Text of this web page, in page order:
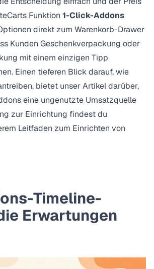
Funktion 1-Click-Addons
direkt zum Warenkorb-Drawer
Kunden Geschenkverpackung oder
mit einem einzigen Tipp
Einen tieferen Blick darauf, wie
bietet unser Artikel darüber,
eine ungenutzte Umsatzquelle
zur Einrichtung findest du
Leitfaden zum Einrichten von
Timeline-
Erwartungen